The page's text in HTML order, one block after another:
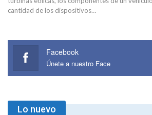
cantidad de los dispositivos…
Facebook
Únete a nuestro Face
Lo nuevo